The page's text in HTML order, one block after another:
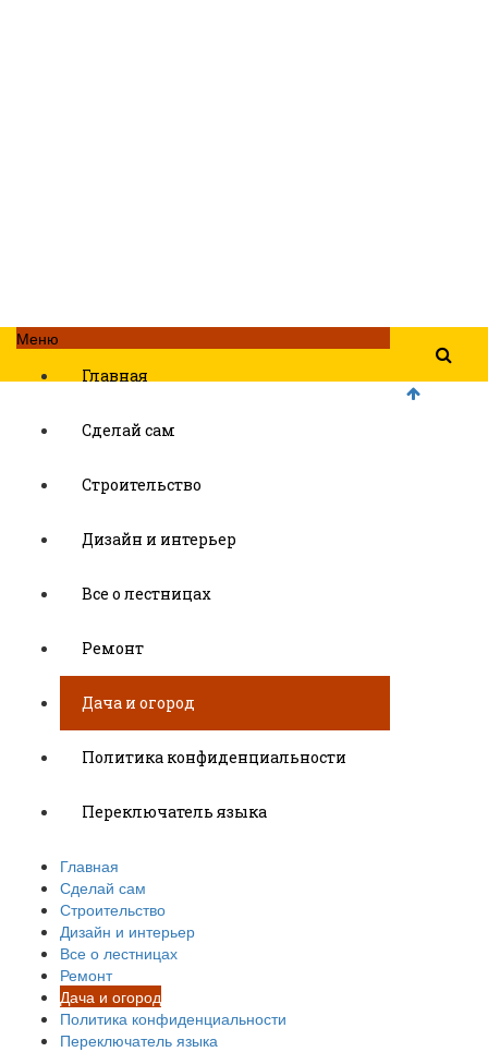
Меню
Главная
Сделай сам
Строительство
Дизайн и интерьер
Все о лестницах
Ремонт
Дача и огород
Политика конфиденциальности
Переключатель языка
Главная
Сделай сам
Строительство
Дизайн и интерьер
Все о лестницах
Ремонт
Дача и огород
Политика конфиденциальности
Переключатель языка